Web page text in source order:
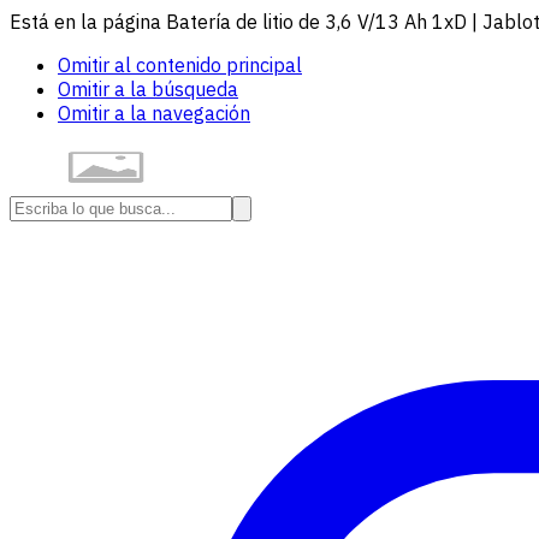
Está en la página Batería de litio de 3,6 V/13 Ah 1xD |
Omitir al contenido principal
Omitir a la búsqueda
Omitir a la navegación